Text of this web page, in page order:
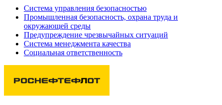
Система управления безопасностью
Промышленная безопасность, охрана труда и
окружающей среды
Предупреждение чрезвычайных ситуаций
Система менеджмента качества
Социальная ответственность